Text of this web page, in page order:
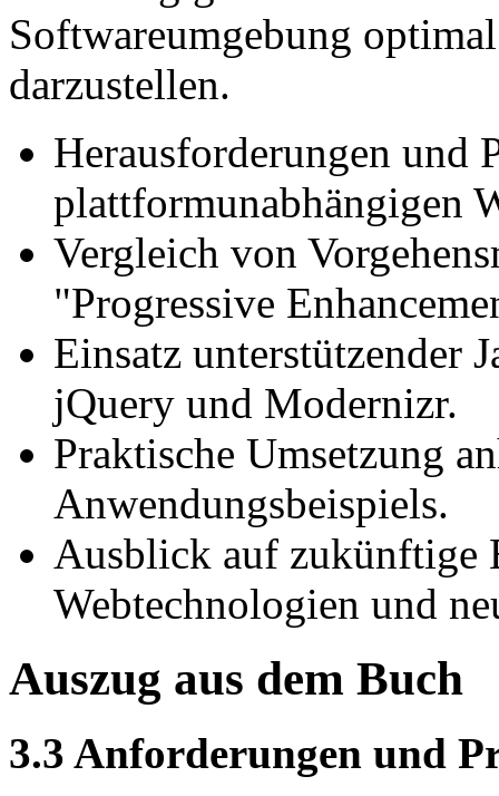
Softwareumgebung
darzustellen.
Herausforderungen und
plattformunabhängigen
Vergleich von
"Progressive
Einsatz unterstützender
jQuery und Modernizr.
Praktische Umsetzung
Anwendungsbeispiels.
Ausblick auf zukünftige
Webtechnologien und
Auszug aus dem Buch
3.3 Anforderungen und